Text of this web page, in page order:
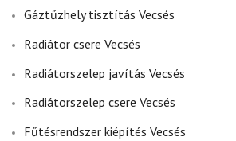
Gáztűzhely tisztítás Vecsés
Radiátor csere Vecsés
Radiátorszelep javítás Vecsés
Radiátorszelep csere Vecsés
Fűtésrendszer kiépítés Vecsés